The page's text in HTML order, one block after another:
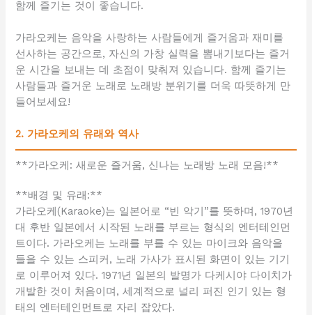
함께 즐기는 것이 좋습니다.
가라오케는 음악을 사랑하는 사람들에게 즐거움과 재미를
선사하는 공간으로, 자신의 가창 실력을 뽐내기보다는 즐거
운 시간을 보내는 데 초점이 맞춰져 있습니다. 함께 즐기는
사람들과 즐거운 노래로 노래방 분위기를 더욱 따뜻하게 만
들어보세요!
2. 가라오케의 유래와 역사
**가라오케: 새로운 즐거움, 신나는 노래방 노래 모음!**
**배경 및 유래:**
가라오케(Karaoke)는 일본어로 “빈 악기”를 뜻하며, 1970년
대 후반 일본에서 시작된 노래를 부르는 형식의 엔터테인먼
트이다. 가라오케는 노래를 부를 수 있는 마이크와 음악을
들을 수 있는 스피커, 노래 가사가 표시된 화면이 있는 기기
로 이루어져 있다. 1971년 일본의 발명가 다케시야 다이치가
개발한 것이 처음이며, 세계적으로 널리 퍼진 인기 있는 형
태의 엔터테인먼트로 자리 잡았다.